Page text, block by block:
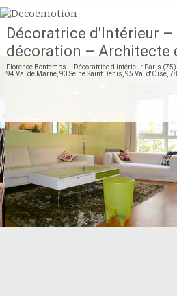
Décoratrice d'Intérieur –
décoration – Architecte
Florence Bontemps – Décoratrice d'intérieur Paris (75)
94 Val de Marne, 93 Seine Saint Denis, 95 Val d'Oise,